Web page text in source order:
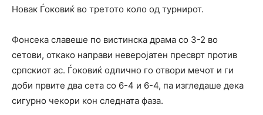
Новак Ѓоковиќ во третото коло од турнирот.
Фонсека славеше по вистинска драма со 3-2 во
сетови, откако направи неверојатен пресврт против
српскиот ас. Ѓоковиќ одлично го отвори мечот и ги
доби првите два сета со 6-4 и 6-4, па изгледаше дека
сигурно чекори кон следната фаза.